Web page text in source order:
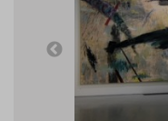
Jäsenluettelo
Jäsensivu